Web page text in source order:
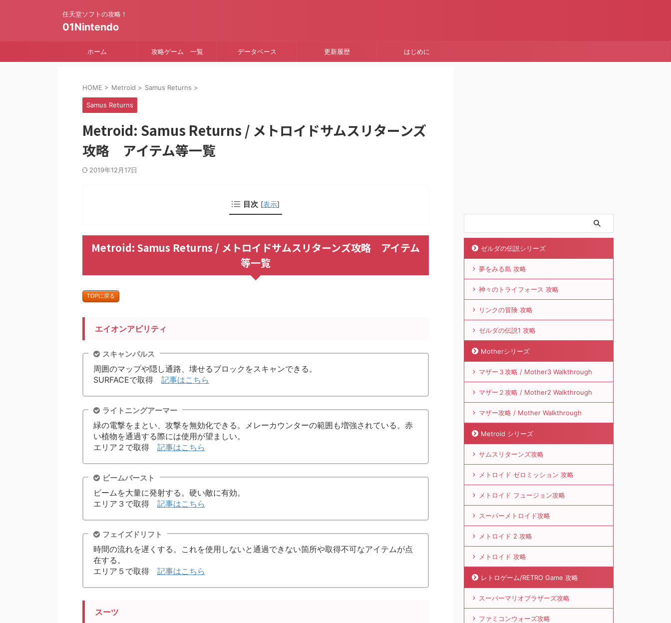
任天堂ソフトの攻略！
01Nintendo
ホーム 攻略ゲーム 一覧 データベース 更新履歴 はじめに
HOME > Metroid > Samus Returns >
Samus Returns
Metroid: Samus Returns / メトロイドサムスリターンズ
攻略 アイテム等一覧
2019年12月17日
目次 [表示]
Metroid: Samus Returns / メトロイドサムスリターンズ攻略 アイテム
等一覧
TOPに戻る
エイオンアビリティ
スキャンパルス
周囲のマップや隠し通路、壊せるブロックをスキャンできる。
SURFACEで取得 記事はこちら
ライトニングアーマー
緑の電撃をまとい、攻撃を無効化できる。メレーカウンターの範囲も増強されている。赤
い植物を通過する際には使用が望ましい。
エリア２で取得 記事はこちら
ビームバースト
ビームを大量に発射する。硬い敵に有効。
エリア３で取得 記事はこちら
フェイズドリフト
時間の流れを遅くする。これを使用しないと通過できない箇所や取得不可なアイテムが点
在する。
エリア５で取得 記事はこちら
スーツ
ゼルダの伝説シリーズ
夢をみる島 攻略
神々のトライフォース 攻略
リンクの冒険 攻略
ゼルダの伝説1 攻略
Motherシリーズ
マザー３攻略 / Mother3 Walkthrough
マザー２攻略 / Mother2 Walkthrough
マザー攻略 / Mother Walkthrough
Metroid シリーズ
サムスリターンズ攻略
メトロイド ゼロミッション 攻略
メトロイド フュージョン攻略
スーパーメトロイド攻略
メトロイド 2 攻略
メトロイド 攻略
レトロゲーム/RETRO Game 攻略
スーパーマリオブラザーズ攻略
ファミコンウォーズ攻略